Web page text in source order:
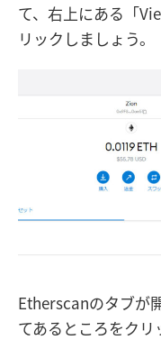
て、右上にある「
リックしましょう。
Etherscanのタブが
てあるところをクリ